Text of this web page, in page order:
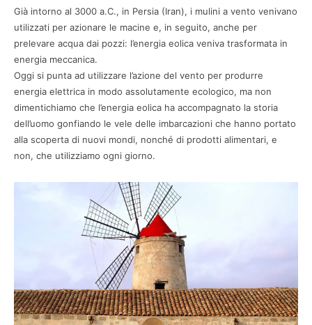
Già intorno al 3000 a.C., in Persia (Iran), i mulini a vento venivano
utilizzati per azionare le macine e, in seguito, anche per
prelevare acqua dai pozzi: l’energia eolica veniva trasformata in
energia meccanica.
Oggi si punta ad utilizzare l’azione del vento per produrre
energia elettrica in modo assolutamente ecologico, ma non
dimentichiamo che l’energia eolica ha accompagnato la storia
dell’uomo gonfiando le vele delle imbarcazioni che hanno portato
alla scoperta di nuovi mondi, nonché di prodotti alimentari, e
non, che utilizziamo ogni giorno.